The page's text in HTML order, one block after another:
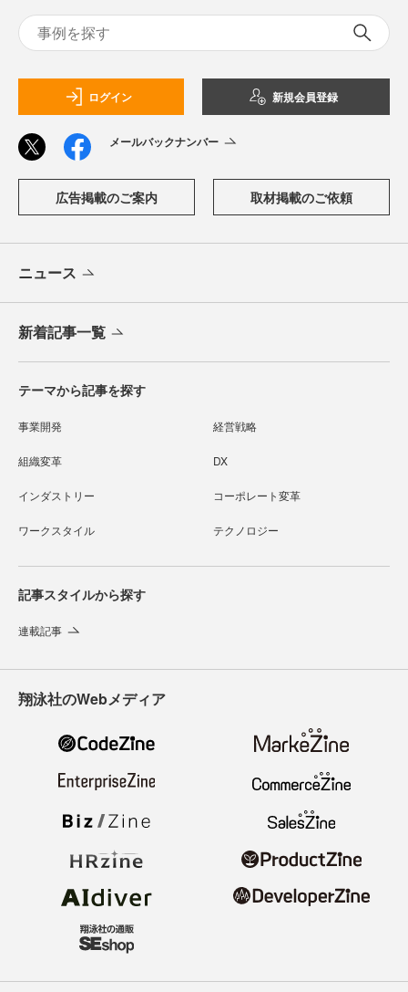
ログイン 新規会員登録
メールバックナンバー
広告掲載のご案内 取材掲載のご依頼
ニュース
新着記事一覧
テーマから記事を探す
事業開発 経営戦略
組織変革 DX
インダストリー コーポレート変革
ワークスタイル テクノロジー
記事スタイルから探す
連載記事
翔泳社のWebメディア